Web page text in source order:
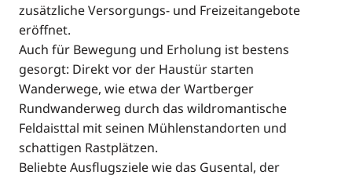
zusätzliche Versorgungs- und Freizeitangebote
eröffnet.
Auch für Bewegung und Erholung ist bestens
gesorgt: Direkt vor der Haustür starten
Wanderwege, wie etwa der Wartberger
Rundwanderweg durch das wildromantische
Feldaisttal mit seinen Mühlenstandorten und
schattigen Rastplätzen.
Beliebte Ausflugsziele wie das Gusental, der